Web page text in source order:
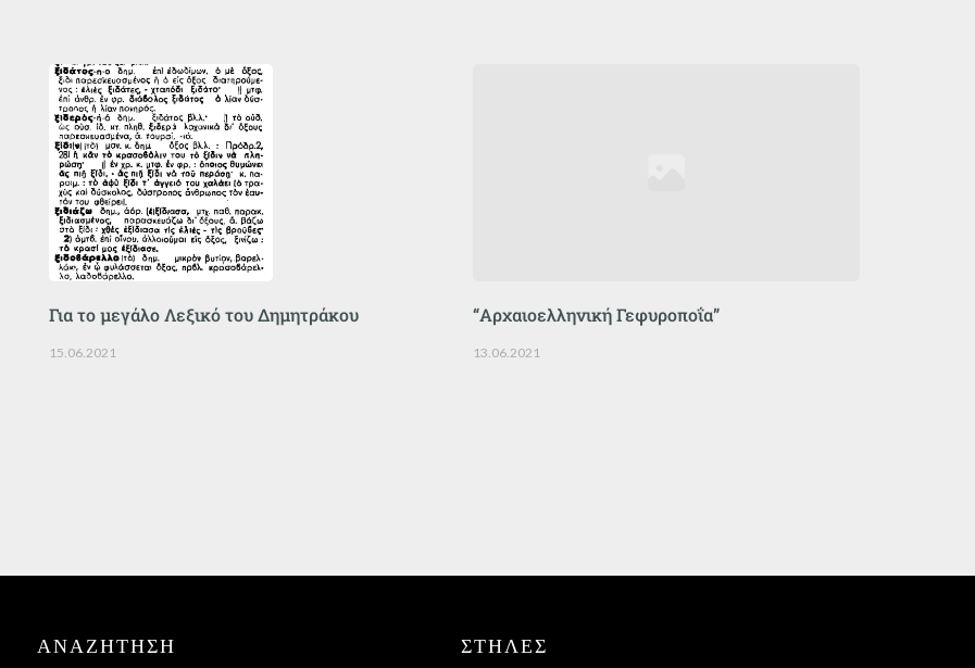
Για το μεγάλο Λεξικό του Δημητράκου
15.06.2021
“Αρχαιοελληνική Γεφυροποΐα”
13.06.2021
ΑΝΑΖΉΤΗΣΗ ΣΤΗΛΕΣ